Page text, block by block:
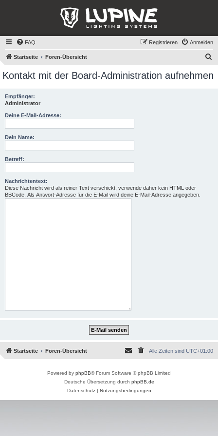
FAQ Anmelden
Registrieren
Startseite Foren-Übersicht
c
Kontakt mit der Board-Administration aufnehmen
Empfänger:
Administrator
Deine E-Mail-Adresse:
Dein Name:
Betreff:
Nachrichtentext:
Diese Nachricht wird als reiner Text verschickt, verwende daher kein HTML oder
BBCode. Als Antwort-Adresse für die E-Mail wird deine E-Mail-Adresse angegeben.
Startseite Foren-Übersicht Alle Zeiten sind UTC+01:00
Powered by phpBB® Forum Software © phpBB Limited
Deutsche Übersetzung durch phpBB.de
Datenschutz| Nutzungsbedingungen